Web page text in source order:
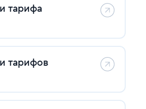
тарифа
тарифов